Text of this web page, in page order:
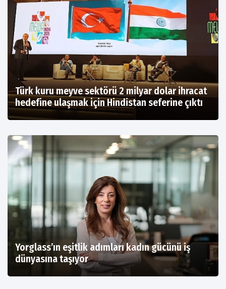
Türk kuru meyve sektörü 2 milyar dolar ihracat
hedefine ulaşmak için Hindistan seferine çıktı
Yorglass’ın eşitlik adımları kadın gücünü iş
dünyasına taşıyor